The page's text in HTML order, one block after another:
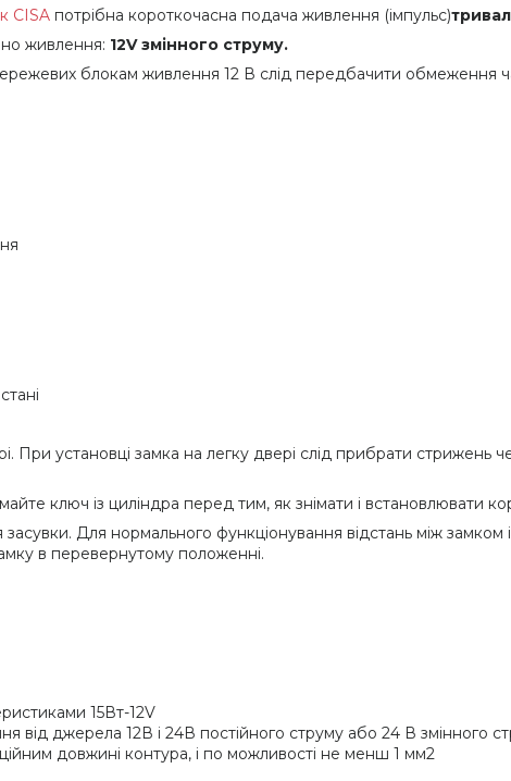
CISA потрібна короткочасна подача живлення (імпульс)
живлення: 12V змінного струму.
блокам живлення 12 В слід передбачити обмеження
При установці замка на легку двері слід прибрати стрижень
ключ із циліндра перед тим, як знімати і встановлювати
Для нормального функціонування відстань між замком
в перевернутому положенні.
15Вт-12V
від джерела 12В і 24В постійного струму або 24 В змінного
довжині контура, і по можливості не менш 1 мм2